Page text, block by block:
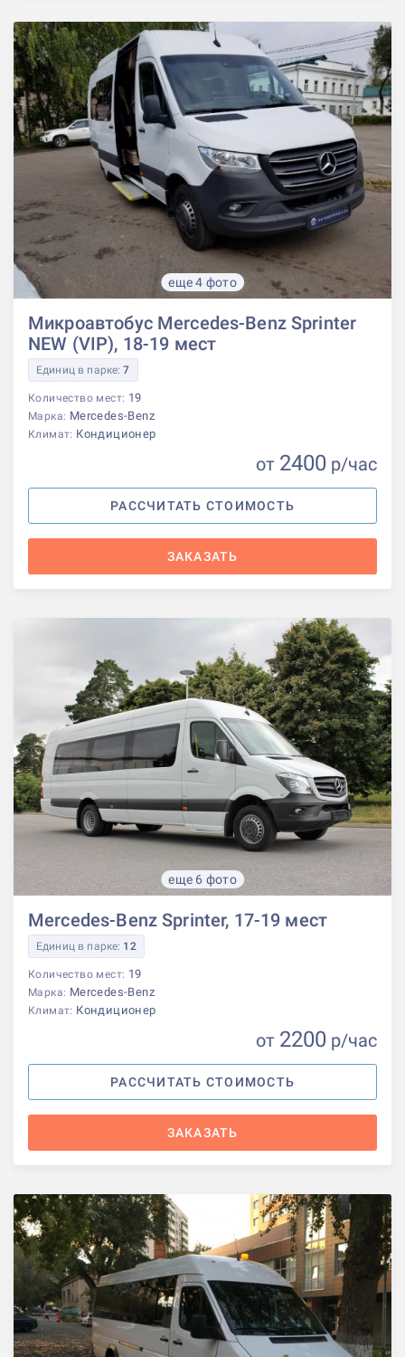
еще 4 фото
Микроавтобус Mercedes-Benz Sprinter
NEW (VIP), 18-19 мест
Единиц в парке:7
Количество мест: 19
Марка: Mercedes-Benz
Климат: Кондиционер
от 2400 р/час
РАССЧИТАТЬ СТОИМОСТЬ
ЗАКАЗАТЬ
еще 6 фото
Mercedes-Benz Sprinter, 17-19 мест
Единиц в парке: 12
Количество мест: 19
Марка: Mercedes-Benz
Климат: Кондиционер
от 2200 р/час
РАССЧИТАТЬ СТОИМОСТЬ
ЗАКАЗАТЬ